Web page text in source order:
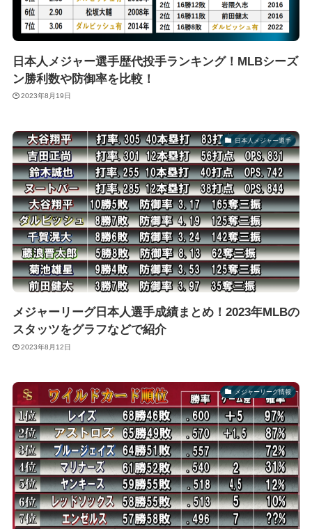
日本人メジャー選手歴代投手ランキング！MLBシーズ
ン勝利数や防御率を比較！
2023年8月19日
日本人メジャー選手
メジャーリーグ日本人選手成績まとめ！2023年MLBの
スタッツをグラフなどで紹介
2023年8月12日
メジャーリーグ情報